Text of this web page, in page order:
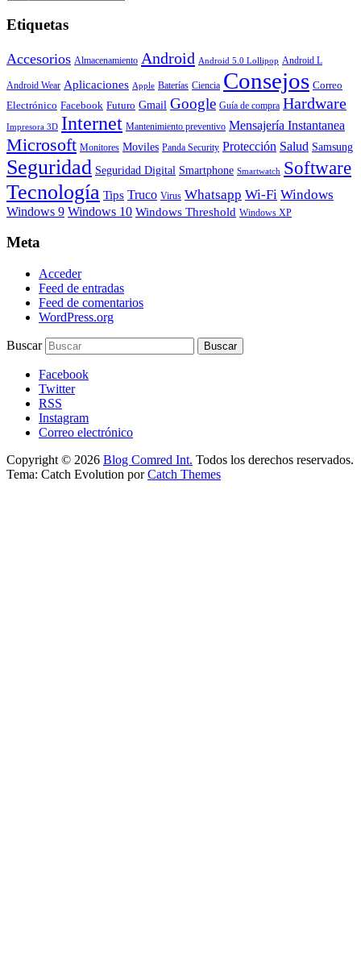
Etiquetas
Accesorios Almacenamiento Android Android 5.0 Lollipop Android L
Android Wear Aplicaciones Apple Baterías Ciencia Consejos Correo
Electrónico Facebook Futuro Gmail Google Guía de compra Hardware
Impresora 3D Internet Mantenimiento preventivo Mensajería Instantanea
Microsoft Monitores Moviles Panda Security Protección Salud Samsung
Seguridad Seguridad Digital Smartphone Smartwatch Software
Tecnología Tips Truco Virus Whatsapp Wi-Fi Windows
Windows 9 Windows 10 Windows Threshold Windows XP
Meta
Acceder
Feed de entradas
Feed de comentarios
WordPress.org
Buscar
Facebook
Twitter
RSS
Instagram
Correo electrónico
Copyright © 2026 Blog Comred Int. Todos los derechos reservados.
Tema: Catch Evolution porCatch Themes